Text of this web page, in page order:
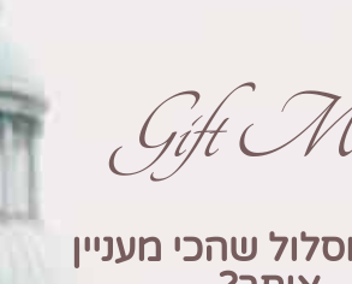
Gift
שהכי מעניין